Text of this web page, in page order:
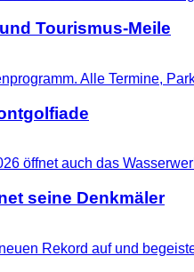
Tourismus-Meile
seine Denkmäler